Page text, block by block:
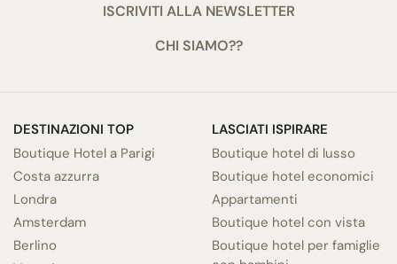
ISCRIVITI ALLA NEWSLETTER
CHI SIAMO??
DESTINAZIONI TOP
Boutique Hotel a Parigi
Costa azzurra
Londra
Amsterdam
Berlino
LASCIATI ISPIRARE
Boutique hotel di lusso
Boutique hotel economici
Appartamenti
Boutique hotel con vista
Boutique hotel per famiglie